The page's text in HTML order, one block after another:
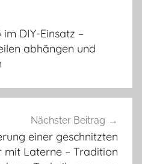
DIY-Einsatz –
abhängen und
Nächster Beitrag
einer geschnitzten
mit Laterne – Tradition